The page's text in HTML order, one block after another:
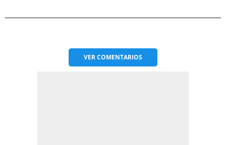
VERCOMENTARIOS